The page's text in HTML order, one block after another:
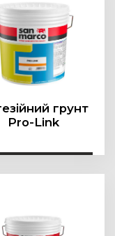
грунт
Pro-Link